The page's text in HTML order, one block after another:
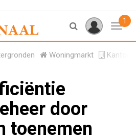
1
Woningmarkt
door
toenemen